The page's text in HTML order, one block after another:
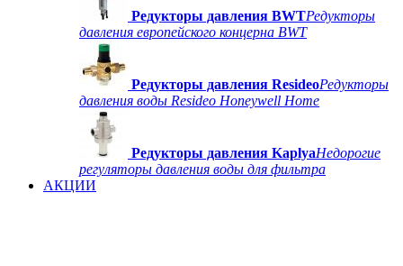
Редукторы давления BWTРедукторы
давления европейского концерна BWT
Редукторы давления ResideoРедукторы
давления воды Resideo Honeywell Home
Редукторы давления KaplyaНедорогие
регуляторы давления воды для фильтра
АКЦИИ